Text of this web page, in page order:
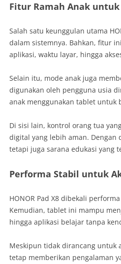
Fitur Ramah Anak
Salah satu keunggulan utama
dalam sistemnya. Bahkan, fitur
aplikasi, waktu layar, hingga
Selain itu, mode anak juga
digunakan oleh pengguna usia
anak menggunakan tablet untuk
Di sisi lain, kontrol orang tua
digital yang lebih aman.
tetapi juga sarana edukasi yang
Performa Stabil untuk
HONOR Pad X8 dibekali
Kemudian, tablet ini mampu
hingga aplikasi belajar tanpa
Meskipun tidak dirancang untuk
tetap memberikan pengalaman